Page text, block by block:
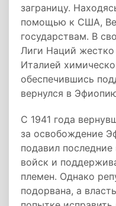
заграницу.
помощью к США,
государствам. В
Лиги Наций
Италией
обеспечившись
вернулся в
С 1941 года
за освобождение
подавил последние
войск и
племен. Однако
подорвана, а